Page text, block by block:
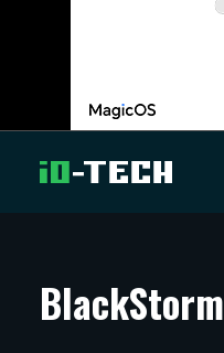
ARTIKKELIT
BlackStorm